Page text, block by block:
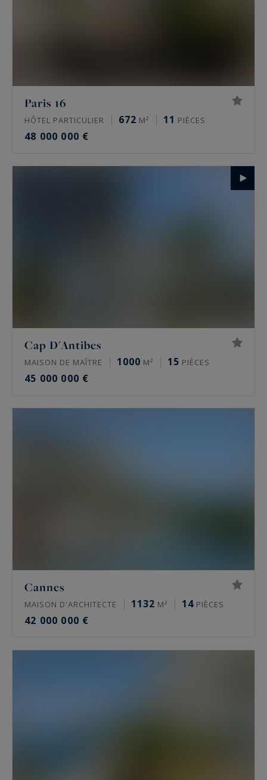
Paris 16
HÔTEL PARTICULIER 672 M² 11 PIÈCES
48 000 000 €
Cap D'Antibes
MAISON DE MAÎTRE 1000 M² 15 PIÈCES
45 000 000 €
Cannes
MAISON D'ARCHITECTE 1132 M² 14 PIÈCES
42 000 000 €